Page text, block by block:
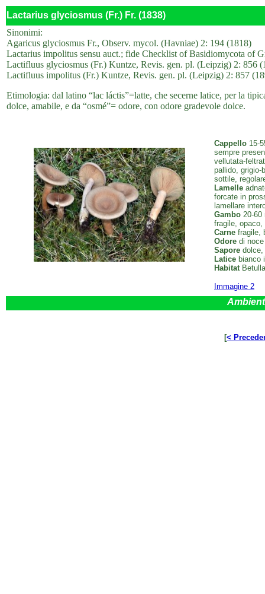
Lactarius glyciosmus (Fr.) Fr. (1838)
Sinonimi:
Agaricus glyciosmus Fr., Observ. mycol. (Havniae) 2: 194 (1818)
Lactarius impolitus sensu auct.; fide Checklist of Basidiomycota of
Lactifluus glyciosmus (Fr.) Kuntze, Revis. gen. pl. (Leipzig) 2: 856
Lactifluus impolitus (Fr.) Kuntze, Revis. gen. pl. (Leipzig) 2: 857
Etimologia: dal latino “lac láctis”=latte, che secerne latice, per la
dolce, amabile, e da “osmé”= odore, con odore gradevole dolce.
Cappello 15-
sempre
vellutata-
pallido, grigio-
sottile,
Lamelle
forcate in
lamellare
Gambo 20-60
fragile,
Carne fragile,
Odore di
Sapore dolce,
Latice bianco
Habitat
Immagine 2
[<